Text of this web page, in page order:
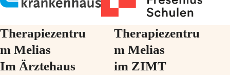
Therapiezentru
m Melias
Im Ärztehaus
Therapiezentru
m Melias
im ZIMT